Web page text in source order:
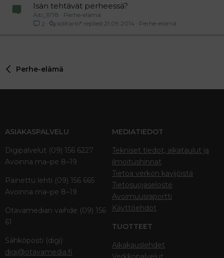
Isän tehtävät perheessä?
Äiti_1978
Perhe-elämä
2
Perhe-elämä
21.09.2014
solitario*
Perhe-elämä
ASIAKASPALVELU
Digipalvelut (09) 156 6227
Avoinna ma–pe 8–19
Painettu lehti (09) 156 665
Avoinna ma–pe 8–19
Otavamedian vaihde (09) 156
61
Sähköposti (digi)
digi@otavamedia.fi
MEDIATIEDOT
Tekniset tiedot, aikataulut ja
ilmoitushinnat
Tietoa verkon kävijöistä
Tietosuojaseloste
Avoimuusraportti
Käyttöehdot
TUOTTEET
Aikakauslehdet